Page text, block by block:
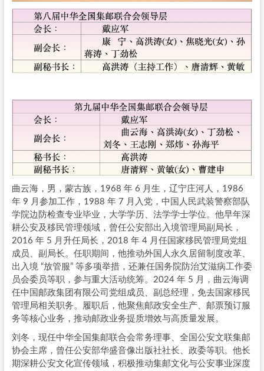
曲云海，男，蒙古族，1968 年 6 月生，辽宁庄河人，1986
年 9 月参加工作，1988 年 7 月入党，中国人民武装警察部队
学院边防检查专业毕业，大学学历、法学学士学位。他早年深
耕公安及移民管理领域，曾任公安部出入境管理局副局长，
2016 年 5 月升任局长，2018 年 4 月任国家移民管理局党组
成员、副局长。任职期间，他推动外国人永久居留制度改革、
出入境 “放管服” 等多项举措，还兼任国务院防治艾滋病工作委
员会委员等职，参与重大活动统筹。2024 年 5 月，曲云海调
任中国邮政集团有限公司党组成员、副总经理，免去国家移民
管理局相关职务。履职后，他聚焦邮政安全生产、邮票预订服
务等核心业务，推动邮政业务提质增效与高质量发展。
刘冬，现任中华全国集邮联合会常务理事、全国公安文联集邮
协会主席，曾任公安部华盛音像出版社社长、政委等职。他长
期深耕公安文化宣传领域，积极推动集邮文化与公安事业深度